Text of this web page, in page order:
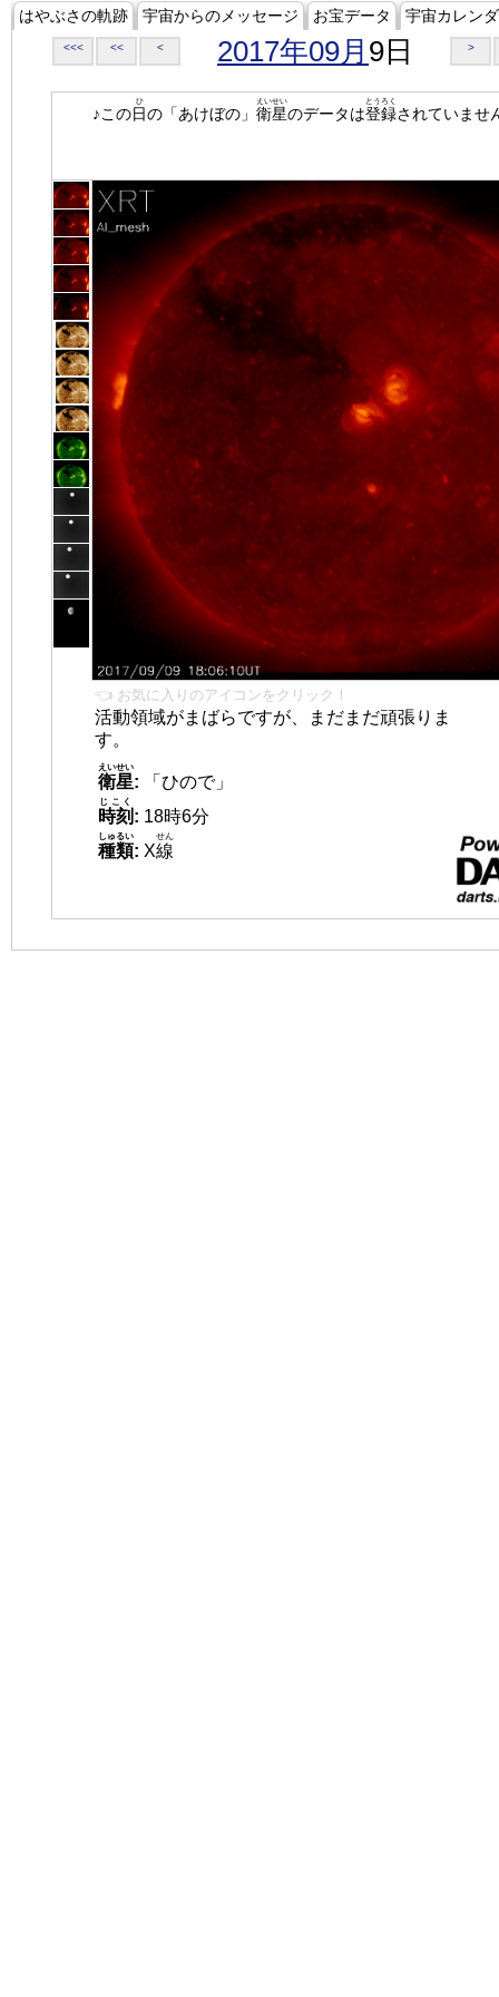
はやぶさの軌跡 宇宙からのメッセージ お宝データ 宇宙カレン
<<< << < 2017年09月 9日 >
♪この日
ひ
の「あけぼの」 衛星
えいせい
のデータは登録
とうろく
されていませ
👈 お気に入りのアイコンをクリック！
活動領域がまばらですが、まだまだ頑張りま
す。
衛星
えいせい
:
「ひので」
時刻
じこく
: 18時6分
種類
しゅるい
: X線
せん